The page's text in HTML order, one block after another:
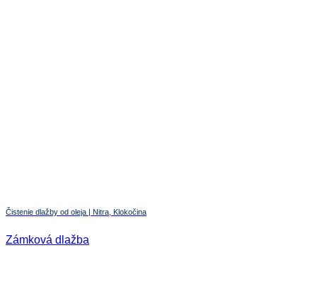
Čistenie dlažby od oleja | Nitra, Klokočina
Zámková dlažba